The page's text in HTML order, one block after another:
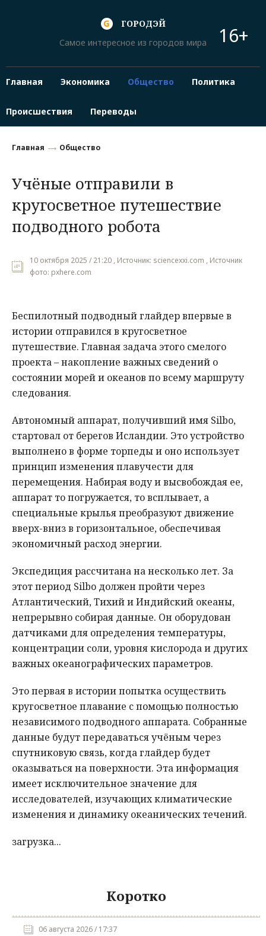
ГОРОДЭЙ
Самое интересное из городов мира
16+
Главная Экономика Общество Политика
Происшествия Переводы
Главная Общество
Учёные отправили в
кругосветное путешествие
подводного робота
10 октября 2025 / 21:20 , Источник: sciencexxi.com , Источник
фото: pxhere.com
Беспилотный подводный глайдер впервые в
истории отправился в кругосветное
путешествие. Главная задача этого смелого
проекта – накопление важных сведений о
состоянии морей и океанов по всему маршруту
следования.
Автономный аппарат, получивший имя Silbo,
стартовал от берегов Исландии. Это устройство
выполнено в форме торпеды и оно использует
принцип изменения плавучести для
перемещения. Набирая воду и высвобождая ее,
аппарат то погружается, то всплывает, а
специальные крылья преобразуют движение
вверх-вниз в горизонтальное, обеспечивая
экономичный расход энергии.
Экспедиция рассчитана на несколько лет. За
этот период Silbo должен пройти через
Атлантический, Тихий и Индийский океаны,
непрерывно собирая данные. Он оборудован
датчиками для определения температуры,
концентрации соли, уровня кислорода и других
важных океанографических параметров.
Это первая в истории попытка осуществить
кругосветное плавание с помощью полностью
независимого подводного аппарата. Собранные
данные будут передаваться учёным через
спутниковую связь, когда глайдер будет
оказываться на поверхности. Эта информация
имеет исключительное значение для
исследователей, изучающих климатические
изменения и динамику океанических течений.
загрузка...
Коротко
06 августа 2026 / 17:37